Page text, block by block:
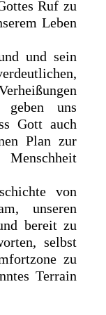
Ruf zu
Leben
und sein
geben uns
Gott auch
Plan zur
von
unseren
bereit zu
selbst
zu
Terrain